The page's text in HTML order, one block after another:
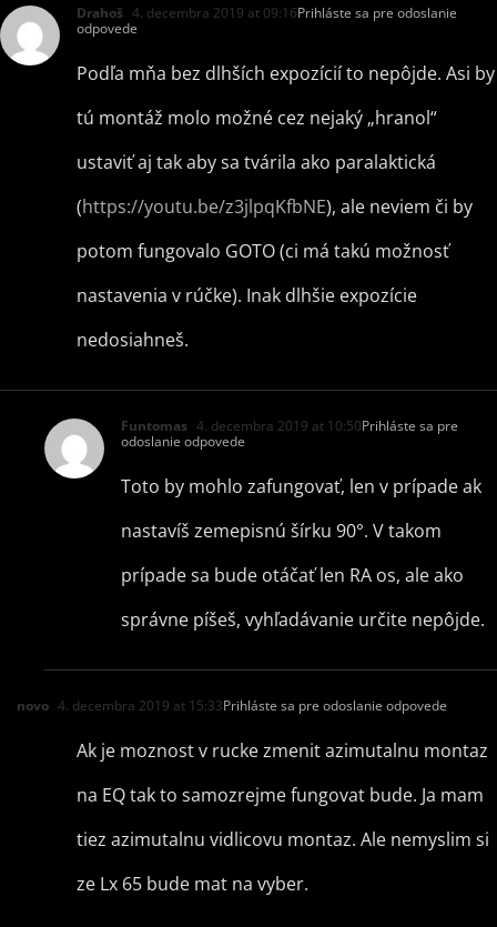
Drahoš 4. decembra 2019 at 09:16Prihláste sa pre odoslanie
odpovede
Podľa mňa bez dlhších expozícií to nepôjde. Asi by
tú montáž molo možné cez nejaký „hranol“
ustaviť aj tak aby sa tvárila ako paralaktická
(https://youtu.be/z3jlpqKfbNE), ale neviem či by
potom fungovalo GOTO (ci má takú možnosť
nastavenia v rúčke). Inak dlhšie expozície
nedosiahneš.
Funtomas 4. decembra 2019 at 10:50Prihláste sa pre
odoslanie odpovede
Toto by mohlo zafungovať, len v prípade ak
nastavíš zemepisnú šírku 90°. V takom
prípade sa bude otáčať len RA os, ale ako
správne píšeš, vyhľadávanie určite nepôjde.
novo 4. decembra 2019 at 15:33Prihláste sa pre odoslanie odpovede
Ak je moznost v rucke zmenit azimutalnu montaz
na EQ tak to samozrejme fungovat bude. Ja mam
tiez azimutalnu vidlicovu montaz. Ale nemyslim si
ze Lx 65 bude mat na vyber.